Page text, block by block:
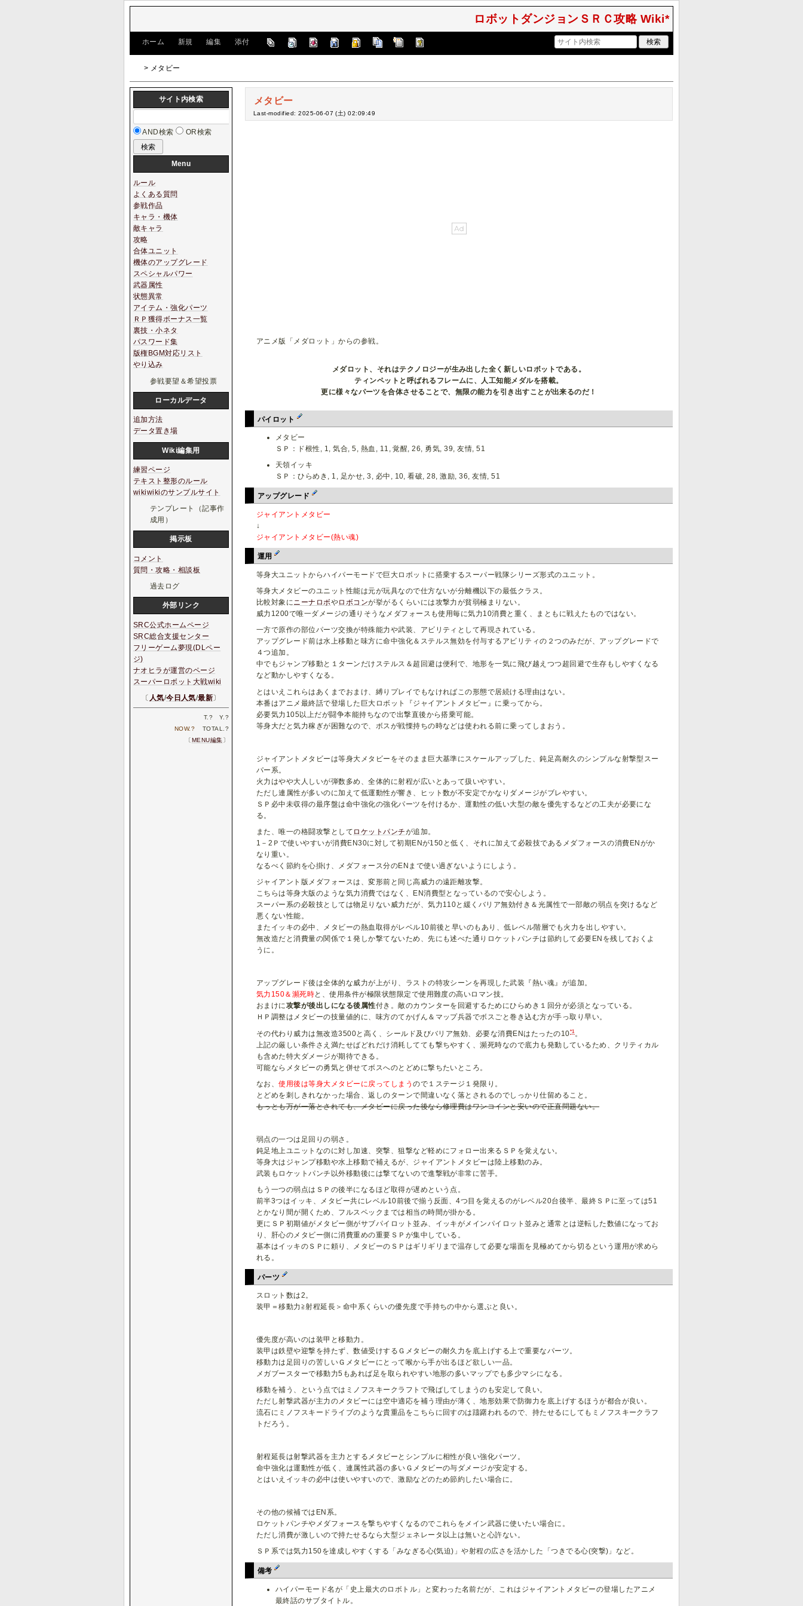
ロボットダンジョンＳＲＣ攻略 Wiki*
ホーム 新規 編集 添付
> メタビー
メタビー
Last-modified: 2025-06-07 (土) 02:09:49
アニメ版「メダロット」からの参戦。
メダロット、それはテクノロジーが生み出した全く新しいロボットである。
ティンペットと呼ばれるフレームに、人工知能メダルを搭載。
更に様々なパーツを合体させることで、無限の能力を引き出すことが出来るのだ！
パイロット
メタビー
ＳＰ：ド根性, 1, 気合, 5, 熱血, 11, 覚醒, 26, 勇気, 39, 友情, 51
天領イッキ
ＳＰ：ひらめき, 1, 足かせ, 3, 必中, 10, 看破, 28, 激励, 36, 友情, 51
アップグレード
ジャイアントメタビー
↓
ジャイアントメタビー(熱い魂)
運用
等身大ユニットからハイパーモードで巨大ロボットに搭乗するスーパー戦隊シリーズ形式のユニット。
等身大メタビーのユニット性能は元が玩具なので仕方ないが分離機以下の最低クラス。
比較対象にニーナロボやロボコンが挙がるくらいには攻撃力が貧弱極まりない。
威力1200で唯一ダメージの通りそうなメダフォースも使用毎に気力10消費と重く、まともに戦えたものではない。
一方で原作の部位パーツ交換が特殊能力や武装、アビリティとして再現されている。
アップグレード前は水上移動と味方に命中強化＆ステルス無効を付与するアビリティの２つのみだが、アップグレードで
４つ追加。
中でもジャンプ移動と１ターンだけステルス＆超回避は便利で、地形を一気に飛び越えつつ超回避で生存もしやすくなる
など動かしやすくなる。
とはいえこれらはあくまでおまけ、縛りプレイでもなければこの形態で居続ける理由はない。
本番はアニメ最終話で登場した巨大ロボット『ジャイアントメタビー』に乗ってから。
必要気力105以上だが闘争本能持ちなので出撃直後から搭乗可能。
等身大だと気力稼ぎが困難なので、ボスが戦慄持ちの時などは使われる前に乗ってしまおう。
ジャイアントメタビーは等身大メタビーをそのまま巨大基準にスケールアップした、鈍足高耐久のシンプルな射撃型スー
パー系。
火力はやや大人しいが弾数多め、全体的に射程が広いとあって扱いやすい。
ただし連属性が多いのに加えて低運動性が響き、ヒット数が不安定でかなりダメージがブレやすい。
ＳＰ必中未収得の最序盤は命中強化の強化パーツを付けるか、運動性の低い大型の敵を優先するなどの工夫が必要にな
る。
また、唯一の格闘攻撃として ロケットパンチが追加。
1－2Ｐで使いやすいが消費EN30に対して初期ENが150と低く、それに加えて必殺技であるメダフォースの消費ENがか
なり重い。
なるべく節約を心掛け、メダフォース分のENまで使い過ぎないようにしよう。
ジャイアント版メダフォースは、変形前と同じ高威力の遠距離攻撃。
こちらは等身大版のような気力消費ではなく、EN消費型となっているので安心しよう。
スーパー系の必殺技としては物足りない威力だが、気力110と緩くバリア無効付き＆光属性で一部敵の弱点を突けるなど
悪くない性能。
またイッキの必中、メタビーの熱血取得がレベル10前後と早いのもあり、低レベル階層でも火力を出しやすい。
無改造だと消費量の関係で１発しか撃てないため、先にも述べた通りロケットパンチは節約して必要ENを残しておくよ
うに。
アップグレード後は全体的な威力が上がり、ラストの特攻シーンを再現した武装『熱い魂』が追加。
気力150＆瀕死時と、使用条件が極限状態限定で使用難度の高いロマン技。
おまけに攻撃が後出しになる後属性付き。敵のカウンターを回避するためにひらめき１回分が必須となっている。
ＨＰ調整はメタビーの技量値的に、味方のてかげん＆マップ兵器でボスごと巻き込む方が手っ取り早い。
その代わり威力は無改造3500と高く、シールド及びバリア無効、必要な消費ENはたったの10*1。
上記の厳しい条件さえ満たせばどれだけ消耗してても撃ちやすく、瀕死時なので底力も発動しているため、クリティカル
も含めた特大ダメージが期待できる。
可能ならメタビーの勇気と併せてボスへのとどめに撃ちたいところ。
なお、使用後は等身大メタビーに戻ってしまうので１ステージ１発限り。
とどめを刺しきれなかった場合、返しのターンで間違いなく落とされるのでしっかり仕留めること。
もっとも万が一落とされても、メタビーに戻った後なら修理費はワンコインと安いので正直問題ない。
弱点の一つは足回りの弱さ。
鈍足地上ユニットなのに対し加速、突撃、狙撃など軽めにフォロー出来るＳＰを覚えない。
等身大はジャンプ移動や水上移動で補えるが、ジャイアントメタビーは陸上移動のみ。
武装もロケットパンチ以外移動後には撃てないので進撃戦が非常に苦手。
もう一つの弱点はＳＰの後半になるほど取得が遅めという点。
前半3つはイッキ、メタビー共にレベル10前後で揃う反面、4つ目を覚えるのがレベル20台後半、最終ＳＰに至っては51
とかなり間が開くため、フルスペックまでは相当の時間が掛かる。
更にＳＰ初期値がメタビー側がサブパイロット並み、イッキがメインパイロット並みと通常とは逆転した数値になってお
り、肝心のメタビー側に消費重めの重要ＳＰが集中している。
基本はイッキのＳＰに頼り、メタビーのＳＰはギリギリまで温存して必要な場面を見極めてから切るという運用が求めら
れる。
パーツ
スロット数は2。
装甲＝移動力≧射程延長＞命中系くらいの優先度で手持ちの中から選ぶと良い。
優先度が高いのは装甲と移動力。
装甲は鉄壁や迎撃を持たず、数値受けするＧメタビーの耐久力を底上げする上で重要なパーツ。
移動力は足回りの苦しいＧメタビーにとって喉から手が出るほど欲しい一品。
メガブースターで移動力5もあれば足を取られやすい地形の多いマップでも多少マシになる。
移動を補う、という点ではミノフスキークラフトで飛ばしてしまうのも安定して良い。
ただし射撃武器が主力のメタビーには空中適応を補う理由が薄く、地形効果で防御力を底上げするほうが都合が良い。
流石にミノフスキードライブのような貴重品をこちらに回すのは躊躇われるので、持たせるにしてもミノフスキークラフ
トだろう。
射程延長は射撃武器を主力とするメタビーとシンプルに相性が良い強化パーツ。
命中強化は運動性が低く、連属性武器の多いＧメタビーの与ダメージが安定する。
とはいえイッキの必中は使いやすいので、激励などのため節約したい場合に。
その他の候補ではEN系。
ロケットパンチやメダフォースを撃ちやすくなるのでこれらをメイン武器に使いたい場合に。
ただし消費が激しいので持たせるなら大型ジェネレータ以上は無いと心許ない。
ＳＰ系では気力150を達成しやすくする「みなぎる心(気迫)」や射程の広さを活かした「つきでる心(突撃)」など。
備考
ハイパーモード名が「史上最大のロボトル」と変わった名前だが、これはジャイアントメタビーの登場したアニメ
最終話のサブタイトル。
サイト内検索
AND検索 OR検索
Menu
ルール
よくある質問
参戦作品
キャラ・機体
敵キャラ
攻略
合体ユニット
機体のアップグレード
スペシャルパワー
武器属性
状態異常
アイテム・強化パーツ
ＲＰ獲得ボーナス一覧
裏技・小ネタ
パスワード集
版権BGM対応リスト
やり込み
参戦要望＆希望投票
ローカルデータ
追加方法
データ置き場
Wiki編集用
練習ページ
テキスト整形のルール
wikiwikiのサンプルサイト
テンプレート（記事作
成用）
掲示板
コメント
質問・攻略・相談板
過去ログ
外部リンク
SRC公式ホームページ
SRC総合支援センター
フリーゲーム夢現(DLペー
ジ)
ナオヒラが運営のページ
スーパーロボット大戦wiki
〔 人気/今日人気/最新〕
T. ? Y. ?
NOW.? TOTAL. ?
〔MENU編集〕